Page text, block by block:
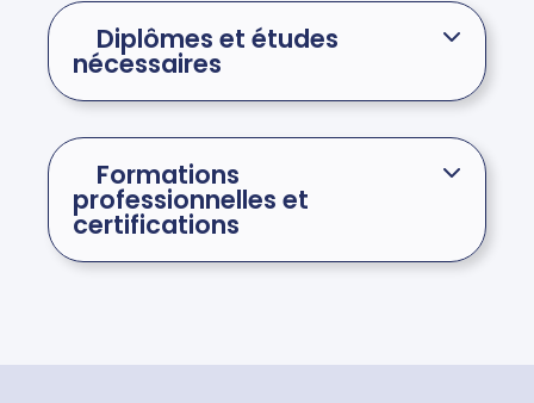
Diplômes et études
nécessaires
Formations
professionnelles et
certifications